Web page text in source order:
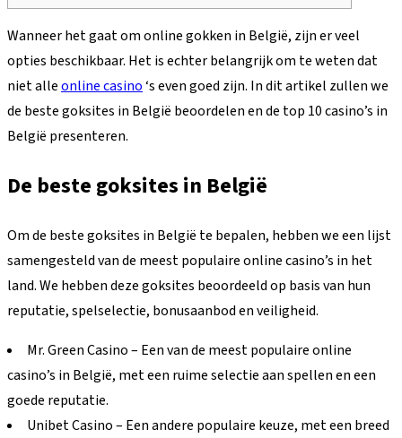
Wanneer het gaat om online gokken in België, zijn er veel
opties beschikbaar. Het is echter belangrijk om te weten dat
niet alleonline casino‘s even goed zijn. In dit artikel zullen we
de beste goksites in België beoordelen en de top 10 casino’s in
België presenteren.
De beste goksites in België
Om de beste goksites in België te bepalen, hebben we een lijst
samengesteld van de meest populaire online casino’s in het
land. We hebben deze goksites beoordeeld op basis van hun
reputatie, spelselectie, bonusaanbod en veiligheid.
Mr. Green Casino – Een van de meest populaire online
casino’s in België, met een ruime selectie aan spellen en een
goede reputatie.
Unibet Casino – Een andere populaire keuze, met een breed